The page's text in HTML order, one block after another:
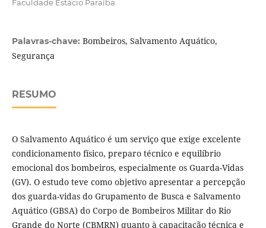
Faculdade Estácio Paraíba
Palavras-chave: Bombeiros, Salvamento Aquático,
Segurança
RESUMO
O Salvamento Aquático é um serviço que exige excelente
condicionamento físico, preparo técnico e equilíbrio
emocional dos bombeiros, especialmente os Guarda-Vidas
(GV). O estudo teve como objetivo apresentar a percepção
dos guarda-vidas do Grupamento de Busca e Salvamento
Aquático (GBSA) do Corpo de Bombeiros Militar do Rio
Grande do Norte (CBMRN) quanto à capacitação técnica e